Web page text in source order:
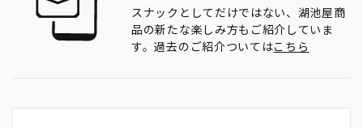
スナックとしてだけではない、湖池屋商
品の新たな楽しみ方もご紹介していま
す。過去のご紹介ついてはこちら